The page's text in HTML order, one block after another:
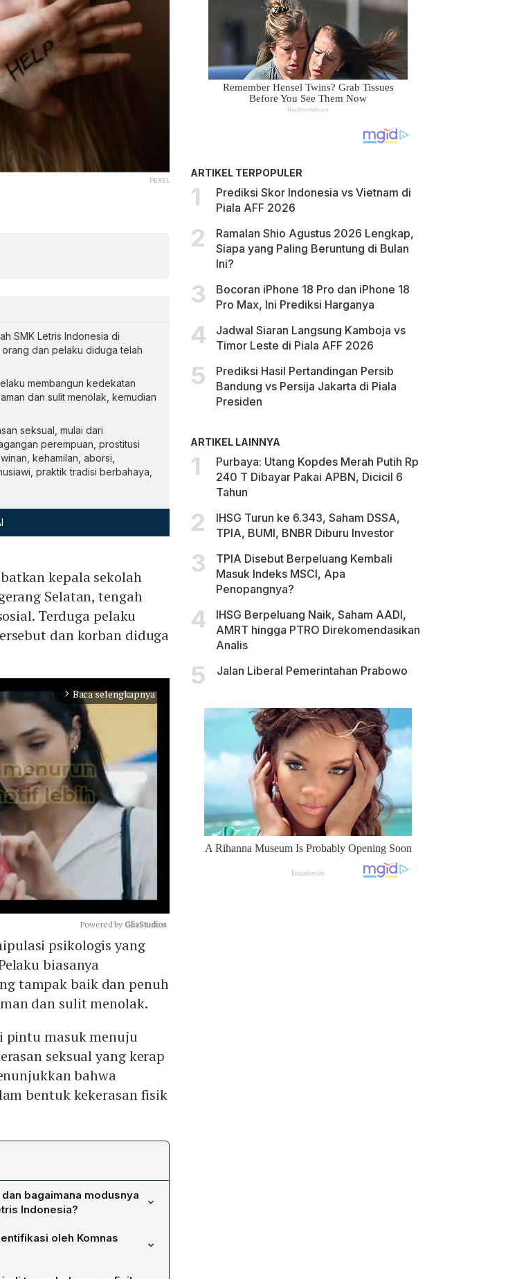
PEXEL
SMK Letris Indonesia di
dan pelaku diduga telah
membangun kedekatan
dan sulit menolak, kemudian
seksual, mulai dari
perempuan, prostitusi
kehamilan, aborsi,
praktik tradisi berbahaya,
kepala sekolah
Selatan, tengah
Terduga pelaku
dan korban diduga
arrow_forward_ios Baca selengkapnya
Powered by GliaStudios
psikologis yang
biasanya
tampak baik dan penuh
dan sulit menolak.
pintu masuk menuju
seksual yang kerap
bahwa
bentuk kekerasan fisik
bagaimana modusnya
Indonesia?
di mana pelaku
yang tampak baik, penuh
sulit menolak. Pada kasus
telah lama menjalankan pola
oleh Komnas
seksual. Di antara
ARTIKEL TERPOPULER
Prediksi Skor Indonesia vs Vietnam di
Piala AFF 2026
Ramalan Shio Agustus 2026 Lengkap,
Siapa yang Paling Beruntung di Bulan
Ini?
Bocoran iPhone 18 Pro dan iPhone 18
Pro Max, Ini Prediksi Harganya
Jadwal Siaran Langsung Kamboja vs
Timor Leste di Piala AFF 2026
Prediksi Hasil Pertandingan Persib
Bandung vs Persija Jakarta di Piala
Presiden
ARTIKEL LAINNYA
Purbaya: Utang Kopdes Merah Putih Rp
240 T Dibayar Pakai APBN, Dicicil 6
Tahun
IHSG Turun ke 6.343, Saham DSSA,
TPIA, BUMI, BNBR Diburu Investor
TPIA Disebut Berpeluang Kembali
Masuk Indeks MSCI, Apa
Penopangnya?
IHSG Berpeluang Naik, Saham AADI,
AMRT hingga PTRO Direkomendasikan
Analis
Jalan Liberal Pemerintahan Prabowo